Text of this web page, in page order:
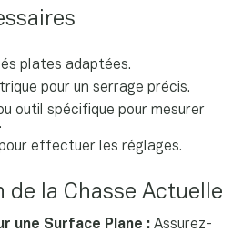
plates adaptées.
pour un serrage précis.
outil spécifique pour mesurer
effectuer les réglages.
de la Chasse Actuelle
une Surface Plane : Assurez-